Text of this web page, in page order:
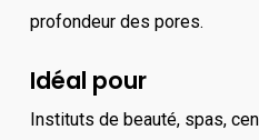
profondeur des pores.
Idéal pour
Instituts de beauté, spas,